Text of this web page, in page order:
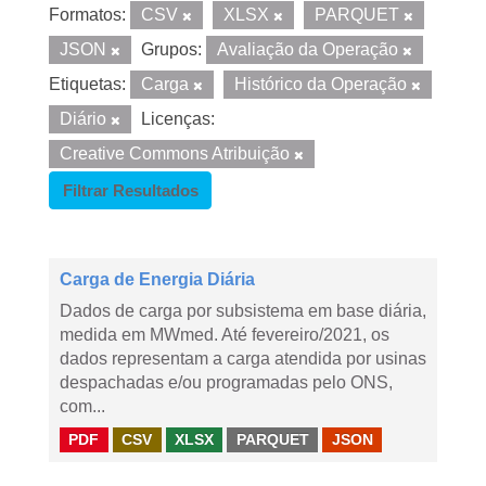
Formatos: CSV XLSX
PARQUET
JSON
Grupos:
Avaliação da Operação
Etiquetas:
Carga
Histórico da Operação
Diário
Licenças:
Creative Commons Atribuição
Filtrar Resultados
Carga de Energia Diária
Dados de carga por subsistema em base diária,
medida em MWmed. Até fevereiro/2021, os
dados representam a carga atendida por usinas
despachadas e/ou programadas pelo ONS,
com...
PDF CSV XLSX PARQUET JSON